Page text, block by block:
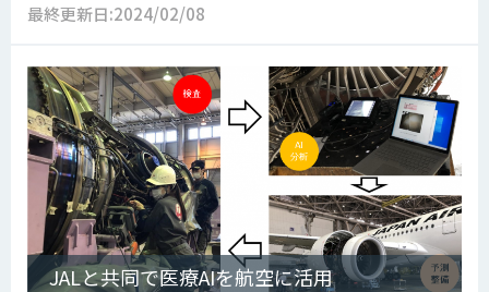
最終更新日:2024/02/08
JALと共同で医療AIを航空に活用